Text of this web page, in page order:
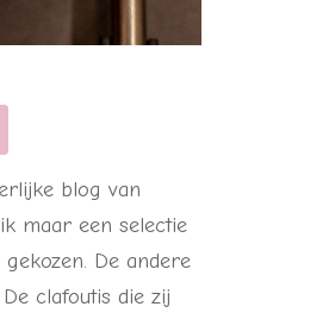
blog van
maar een selectie
De andere
clafoutis die zij